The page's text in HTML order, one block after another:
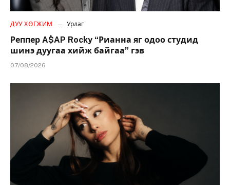
ДУУ ХӨГЖИМ Урлаг
Реппер A$AP Rocky “Рианна яг одоо студид
шинэ дуугаа хийж байгаа” гэв
07/08/2026